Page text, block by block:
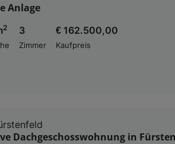
Anlage
2
3
Zimmer
€ 162.500,00
Kaufpreis
Dachgeschosswohnung in